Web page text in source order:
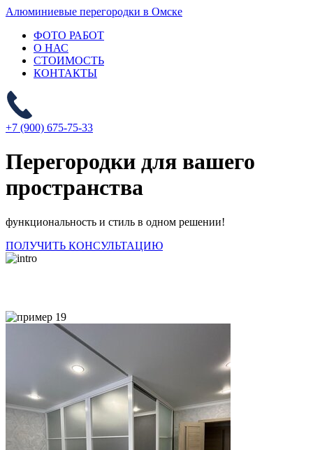
Алюминиевые перегородки в Омске
ФОТО РАБОТ
О НАС
СТОИМОСТЬ
КОНТАКТЫ
+7 (900) 675-75-33
Перегородки для вашего
пространства
функциональность и стиль в одном решении!
ПОЛУЧИТЬ КОНСУЛЬТАЦИЮ